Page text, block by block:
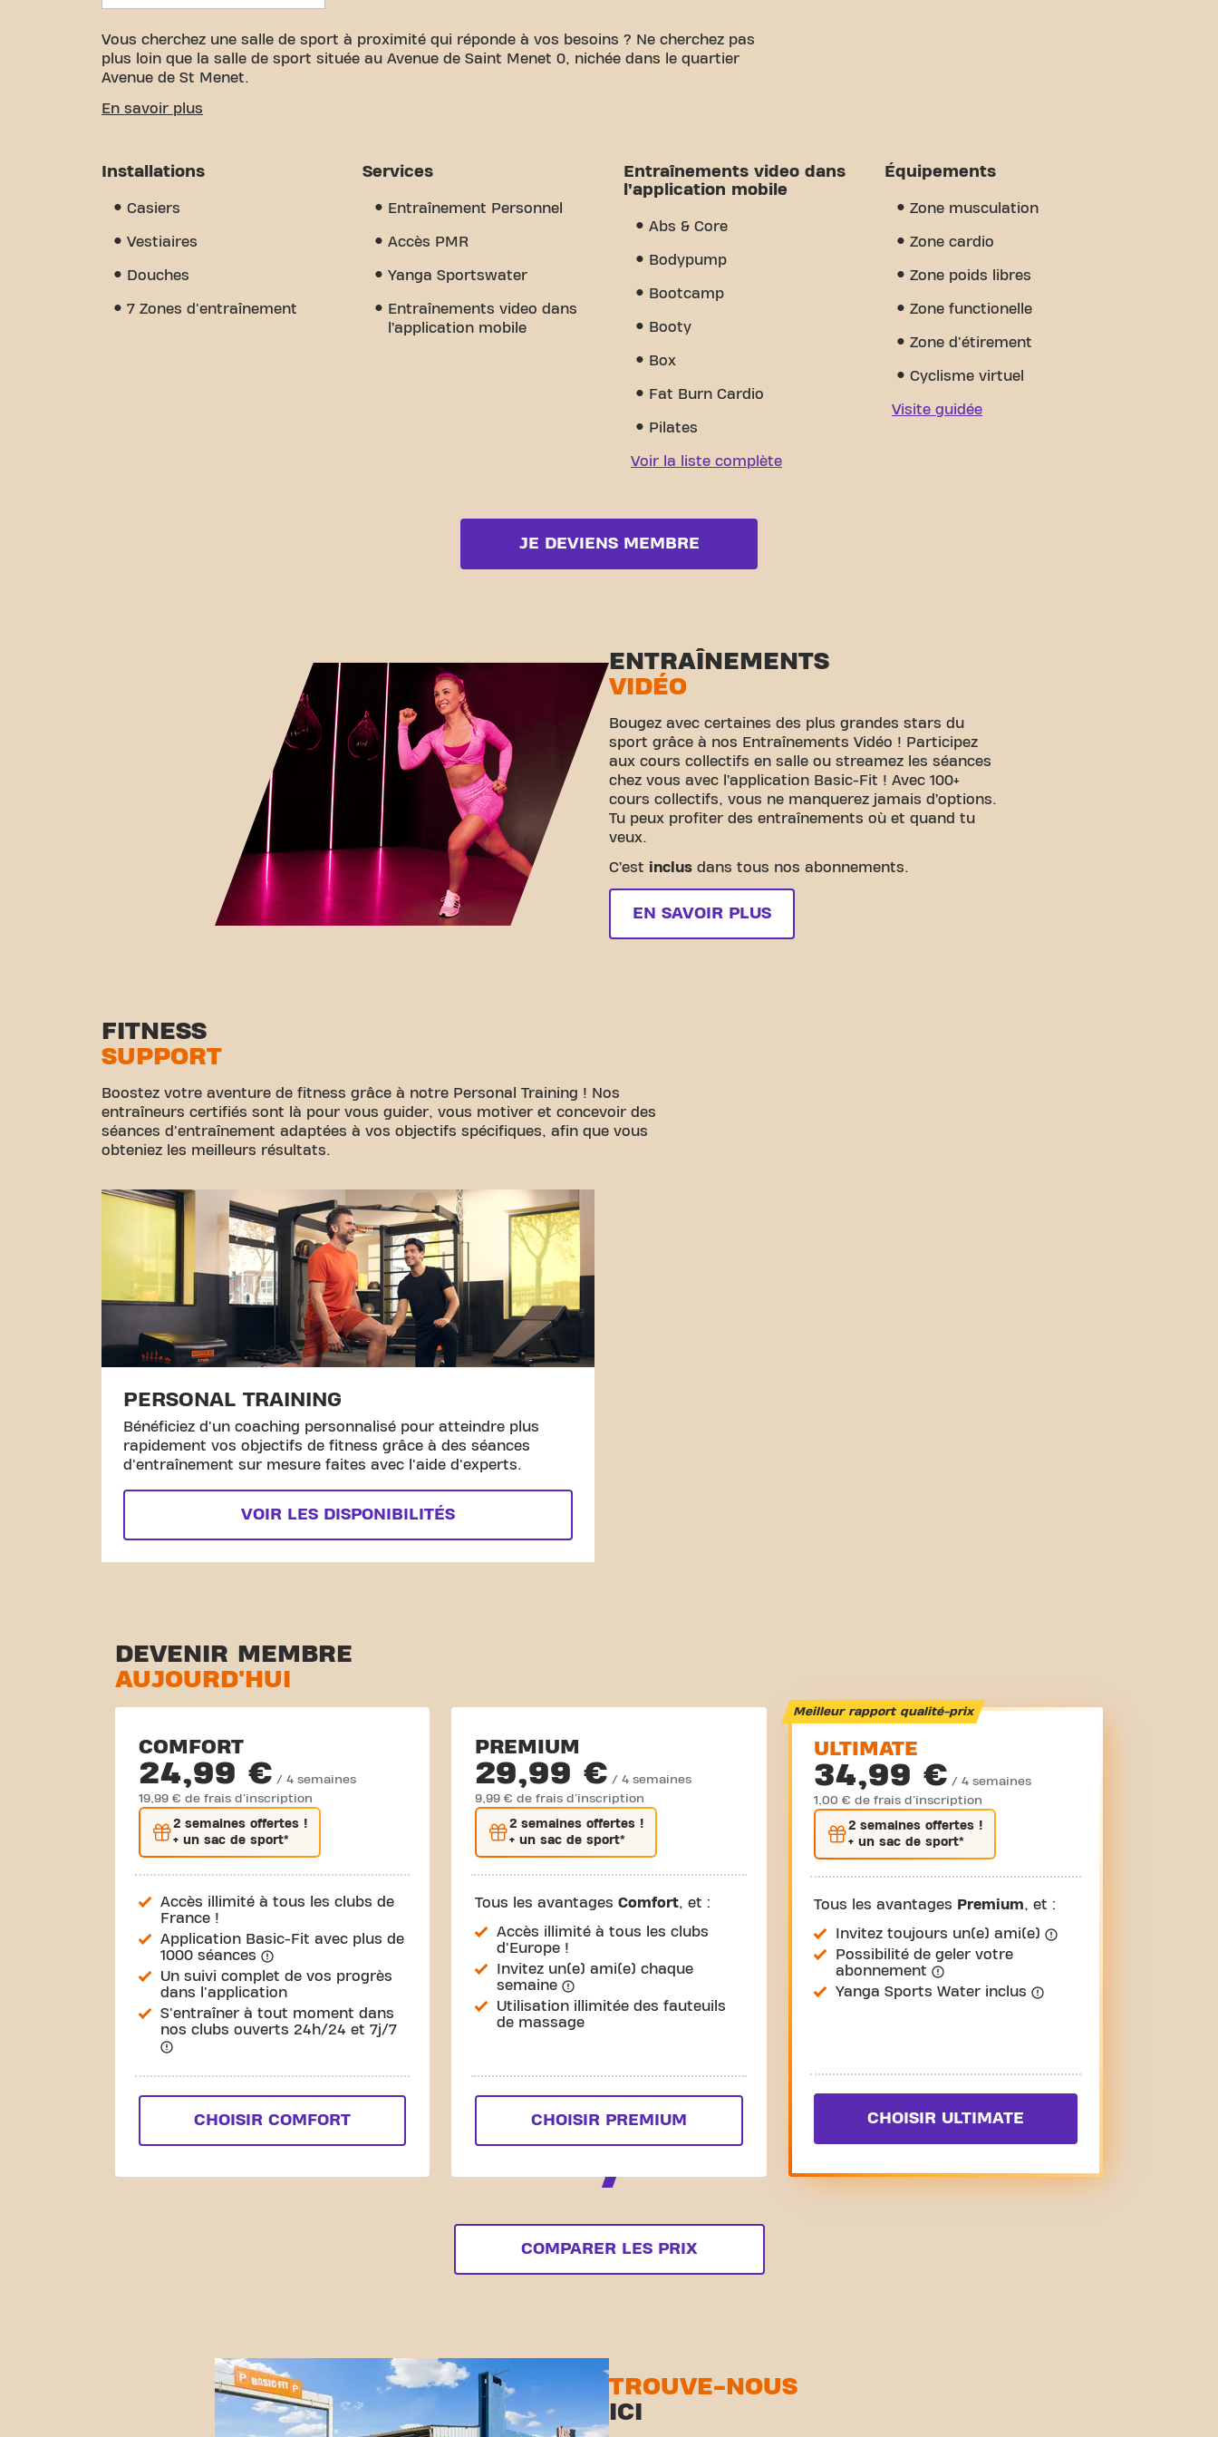
Vous cherchez une salle de sport à proximité qui réponde à vos besoins ? Ne cherchez pas
plus loin que la salle de sport située au Avenue de Saint Menet 0, nichée dans le quartier
Avenue de St Menet.
Nous savons à quel point il est important de disposer d'un espace confortable pour atteindre
grande variété d'équipements, de séances d'entraînement vidéo et entraînement personnel.
Mais ce qui nous distingue vraiment, c'est le sens de la communauté que nous avons créé -
un endroit où vous trouverez l'encouragement et le soutien des autres membres. Rejoignez-
nous dès aujourd'hui et découvrez pourquoi Basic-Fit Marseille Saint-Menet est plus qu'une
simple salle de sport - c'est l'endroit où le fitness et la communauté se rejoignent.
En savoir plus
Installations
Casiers
Vestiaires
Douches
7 Zones d'entraînement
Services
Entraînement Personnel
Accès PMR
Yanga Sportswater
Entraînements video dans
l’application mobile
Entraînements video dans
l’application mobile
Abs & Core
Bodypump
Bootcamp
Booty
Box
Fat Burn Cardio
Pilates
Voir la liste complète
Équipements
Zone musculation
Zone cardio
Zone poids libres
Zone functionelle
Zone d'étirement
Cyclisme virtuel
Visite guidée
JE DEVIENS MEMBRE
ENTRAÎNEMENTS
VIDÉO
Bougez avec certaines des plus grandes stars du
sport grâce à nos Entraînements Vidéo ! Participez
aux cours collectifs en salle ou streamez les séances
chez vous avec l’application Basic-Fit ! Avec 100+
cours collectifs, vous ne manquerez jamais d’options.
Tu peux profiter des entraînements où et quand tu
veux.
C’est inclus dans tous nos abonnements.
EN SAVOIR PLUS
FITNESS
SUPPORT
Boostez votre aventure de fitness grâce à notre Personal Training ! Nos
entraîneurs certifiés sont là pour vous guider, vous motiver et concevoir des
séances d'entraînement adaptées à vos objectifs spécifiques, afin que vous
obteniez les meilleurs résultats.
PERSONAL TRAINING
Bénéficiez d'un coaching personnalisé pour atteindre plus
rapidement vos objectifs de fitness grâce à des séances
d'entraînement sur mesure faites avec l'aide d'experts.
VOIR LES DISPONIBILITÉS
DEVENIR MEMBRE
AUJOURD'HUI
COMFORT
24,99 € / 4 semaines
19,99 € de frais d'inscription
2 semaines offertes !
+ un sac de sport*
Accès illimité à tous les clubs de
France !
Application Basic-Fit avec plus de
1000 séances
Un suivi complet de vos progrès
dans l'application
S'entraîner à tout moment dans
nos clubs ouverts 24h/24 et 7j/7
CHOISIR COMFORT
PREMIUM
29,99 € / 4 semaines
9,99 € de frais d'inscription
2 semaines offertes !
+ un sac de sport*
Tous les avantagesComfort, et :
Accès illimité à tous les clubs
d'Europe !
Invitez un(e) ami(e) chaque
semaine
Utilisation illimitée des fauteuils
de massage
CHOISIR PREMIUM
Meilleur rapport qualité-prix
ULTIMATE
34,99 € / 4 semaines
1,00 € de frais d'inscription
2 semainesoffertes !
+ un sac de sport*
Tous les avantages Premium, et :
Invitez toujours un(e) ami(e)
Possibilité de geler votre
abonnement
Yanga Sports Water inclus
CHOISIR ULTIMATE
COMPARER LES PRIX
TROUVE-NOUS
ICI